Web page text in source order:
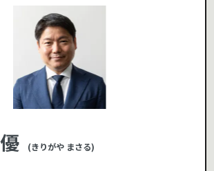
(きりがや まさる)